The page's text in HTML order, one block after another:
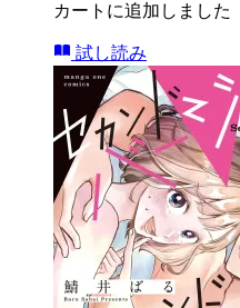
カートに追加しました
試し読み